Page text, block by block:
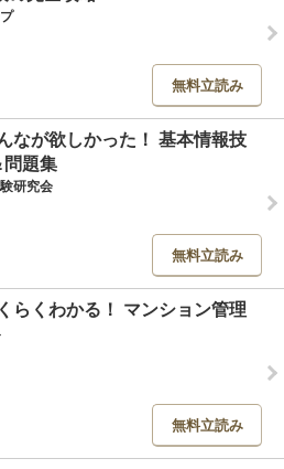
無料立読み
なが欲しかった！ 基本情報技
問題集
研究会
無料立読み
らくわかる！ マンション管理
無料立読み